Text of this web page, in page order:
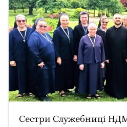
Сестри Служебниці НДМ